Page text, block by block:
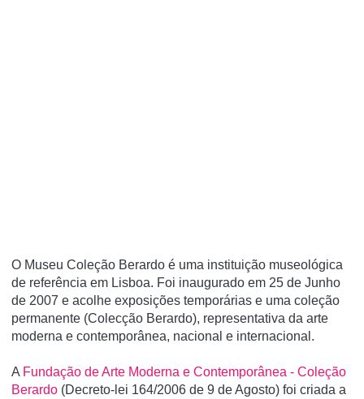
O Museu Coleção Berardo é uma instituição museológica
de referência em Lisboa. Foi inaugurado em 25 de Junho
de 2007 e acolhe exposições temporárias e uma coleção
permanente (Colecção Berardo), representativa da arte
moderna e contemporânea, nacional e internacional.
A Fundação de Arte Moderna e Contemporânea - Coleção
Berardo (Decreto-lei 164/2006 de 9 de Agosto) foi criada a